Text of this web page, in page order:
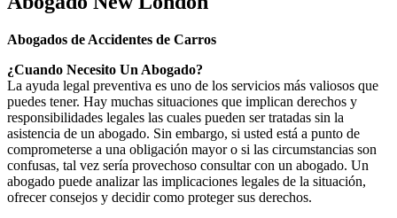
Abogados de Accidentes de Carros
¿Cuando Necesito Un Abogado?
La ayuda legal preventiva es uno de los servicios más valiosos que
puedes tener. Hay muchas situaciones que implican derechos y
responsibilidades legales las cuales pueden ser tratadas sin la
asistencia de un abogado. Sin embargo, si usted está a punto de
comprometerse a una obligación mayor o si las circumstancias son
confusas, tal vez sería provechoso consultar con un abogado. Un
abogado puede analizar las implicaciones legales de la situación,
ofrecer consejos y decidir como proteger sus derechos.